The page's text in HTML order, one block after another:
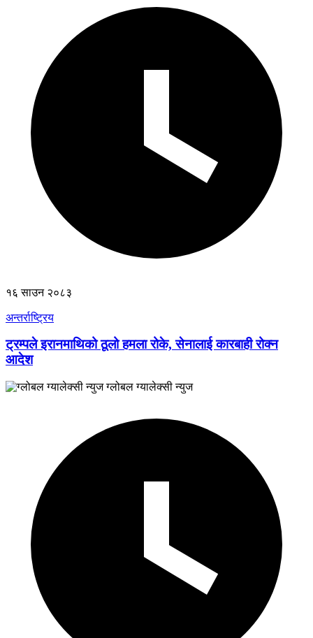
१६ साउन २०८३
अन्तर्राष्ट्रिय
ट्रम्पले इरानमाथिको ठूलो हमला रोके, सेनालाई कारबाही रोक्न
आदेश
ग्लोबल ग्यालेक्सी न्युज